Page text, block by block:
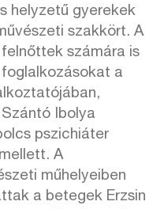
helyzetű gyerekek
szakkört. A
számára is
a
Ibolya
pszichiáter
A
műhelyeiben
a betegek Erzsin